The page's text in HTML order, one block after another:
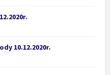
10.12.2020r.